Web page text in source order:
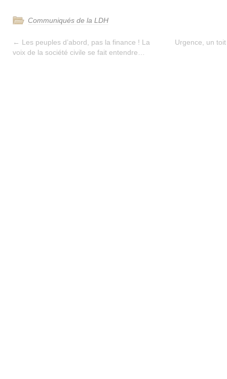
Communiqués de la LDH
← Les peuples d’abord, pas la finance ! La
voix de la société civile se fait entendre…
Urgence, un